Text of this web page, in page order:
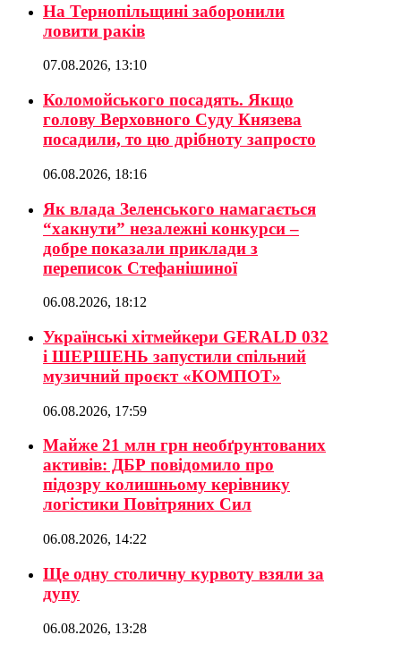
На Тернопільщині заборонили
ловити раків
07.08.2026, 13:10
Коломойського посадять. Якщо
голову Верховного Суду Князева
посадили, то цю дрібноту запросто
06.08.2026, 18:16
Як влада Зеленського намагається
“хакнути” незалежні конкурси –
добре показали приклади з
переписок Стефанішиної
06.08.2026, 18:12
Українські хітмейкери GERALD 032
і ШЕРШЕНЬ запустили спільний
музичний проєкт «КОМПОТ»
06.08.2026, 17:59
Майже 21 млн грн необґрунтованих
активів: ДБР повідомило про
підозру колишньому керівнику
логістики Повітряних Сил
06.08.2026, 14:22
Ще одну столичну курвоту взяли за
дупу
06.08.2026, 13:28